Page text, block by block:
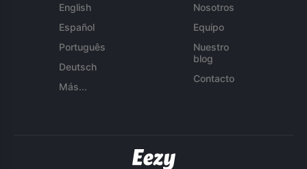
English
Español
Português
Deutsch
Más...
Nosotros
Equipo
Nuestro
blog
Contacto